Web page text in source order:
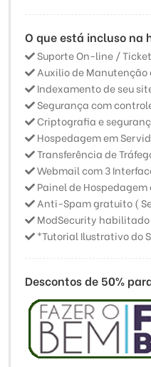
O que está incluso na
Suporte On-line /
Auxilio de
Indexamento de seu
Segurança com
Criptografia e
Hospedagem em
Transferência de
Webmail com 3
Painel de
Anti-Spam gratuito (
ModSecurity
*Tutorial Ilustrativo do
Descontos de 50%